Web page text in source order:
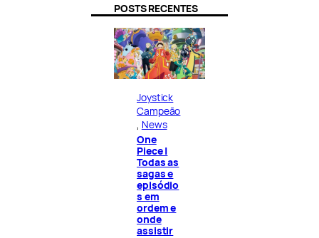
POSTS RECENTES
Joystick
Campeão
News
One
Piece |
Todas as
sagas e
episódio
s em
ordem e
onde
assistir